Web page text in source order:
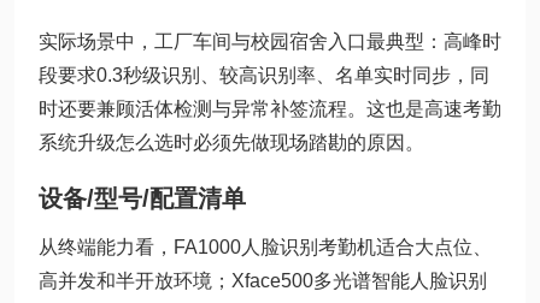
实际场景中，工厂车间与校园宿舍入口最典型：高峰时
段要求0.3秒级识别、较高识别率、名单实时同步，同
时还要兼顾活体检测与异常补签流程。这也是高速考勤
系统升级怎么选时必须先做现场踏勘的原因。
设备/型号/配置清单
从终端能力看，FA1000人脸识别考勤机适合大点位、
高并发和半开放环境；Xface500多光谱智能人脸识别